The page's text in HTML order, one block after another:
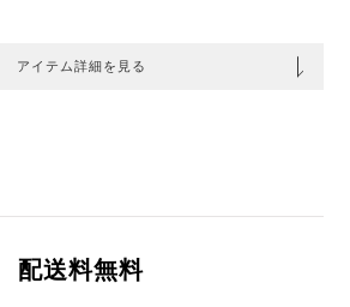
アイテム詳細を見る
配送料無料